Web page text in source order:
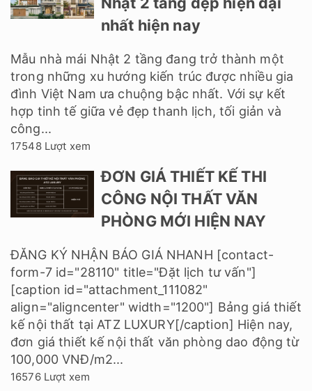
nhất hiện nay
Mẫu nhà mái Nhật 2 tầng đang trở thành một
trong những xu hướng kiến trúc được nhiều gia
đình Việt Nam ưa chuộng bậc nhất. Với sự kết
hợp tinh tế giữa vẻ đẹp thanh lịch, tối giản và
công...
17548 Lượt xem
ĐƠN GIÁ THIẾT KẾ THI
CÔNG NỘI THẤT VĂN
PHÒNG MỚI HIỆN NAY
ĐĂNG KÝ NHẬN BÁO GIÁ NHANH [contact-
form-7 id="28110" title="Đặt lịch tư vấn"]
[caption id="attachment_111082"
align="aligncenter" width="1200"] Bảng giá thiết
kế nội thất tại ATZ LUXURY[/caption] Hiện nay,
đơn giá thiết kế nội thất văn phòng dao động từ
100,000 VNĐ/m2...
16576 Lượt xem